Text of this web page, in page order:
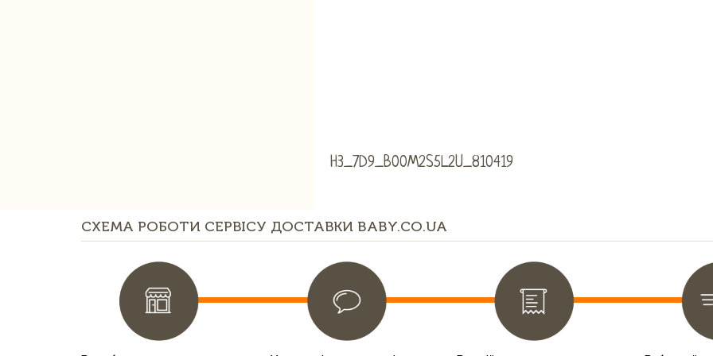
H3_7D9_B00M2S5L2U_810419
СХЕМА РОБОТИ СЕРВІСУ ДОСТАВКИ BABY.CO.UA